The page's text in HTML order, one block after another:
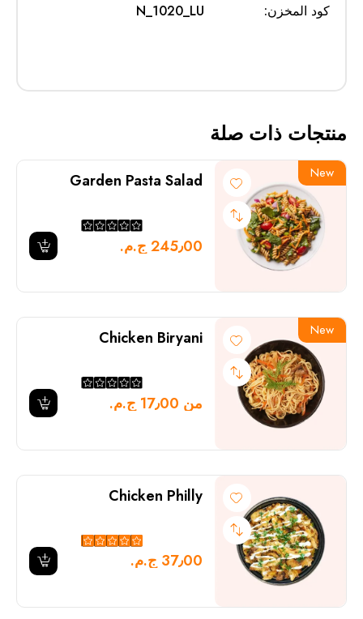
كود المخزن:
N_1020_LU
منتجات ذات صلة
New
Garden Pasta Salad
245٫00 ج.م.‏
New
Chicken Biryani
من 17٫00 ج.م.‏
Chicken Philly
37٫00 ج.م.‏